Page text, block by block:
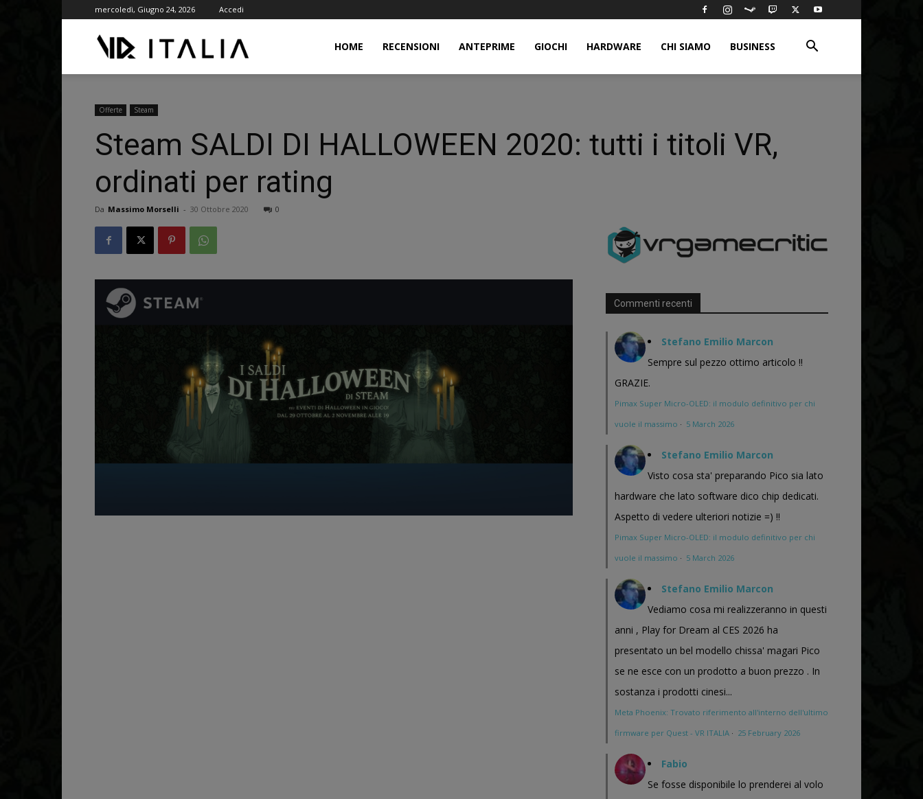
mercoledì, Giugno 24, 2026 Accedi
HOME RECENSIONI ANTEPRIME GIOCHI HARDWARE CHI SIAMO BUSINESS
Offerte Steam
Steam SALDI DI HALLOWEEN 2020: tutti i titoli VR,
ordinati per rating
Da Massimo Morselli - 30 Ottobre 2020 0
Commenti recenti
Stefano Emilio Marcon
Sempre sul pezzo ottimo articolo !!
GRAZIE.
Pimax Super Micro-OLED: il modulo definitivo per chi
vuole il massimo · 5 March 2026
Stefano Emilio Marcon
Visto cosa sta' preparando Pico sia lato
hardware che lato software dico chip dedicati.
Aspetto di vedere ulteriori notizie =) !!
Pimax Super Micro-OLED: il modulo definitivo per chi
vuole il massimo · 5 March 2026
Stefano Emilio Marcon
Vediamo cosa mi realizzeranno in questi
anni , Play for Dream al CES 2026 ha
presentato un bel modello chissa' magari Pico
se ne esce con un prodotto a buon prezzo . In
sostanza i prodotti cinesi...
Meta Phoenix: Trovato riferimento all'interno dell'ultimo
firmware per Quest - VR ITALIA · 25 February 2026
Fabio
Se fosse disponibile lo prenderei al volo